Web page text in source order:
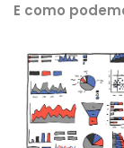
E como